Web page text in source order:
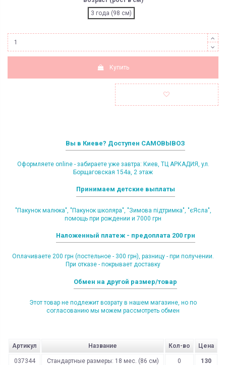
3 года (98 см)
Купить
Вы в Киеве? Доступен САМОВЫВОЗ
Оформляете online - забираете уже завтра: Киев, ТЦ АРКАДИЯ, ул.
Борщаговская 154а, 2 этаж
Принимаем детские выплаты
"Пакунок малюка", "Пакунок школяра", "Зимова підтримка", "єЯсла",
помощь при рождении и 7000 грн
Наложенный платеж - предоплата 200 грн
Оплачиваете 200 грн (постельное - 300 грн), разницу - при получении.
При отказе - покрывает доставку
Обмен на другой размер/товар
Этот товар не подлежит возрату в нашем магазине, но по
согласованию мы можем рассмотреть обмен
Артикул Название Кол-во Цена
037344 Стандартные размеры: 18 мес. (86 см) 0 130